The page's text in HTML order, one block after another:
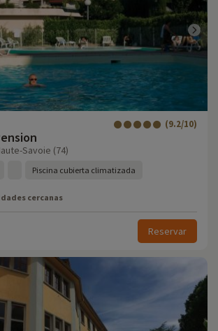
(9.2/10)
Savoie (74)
Piscina cubierta climatizada
cercanas
Reservar